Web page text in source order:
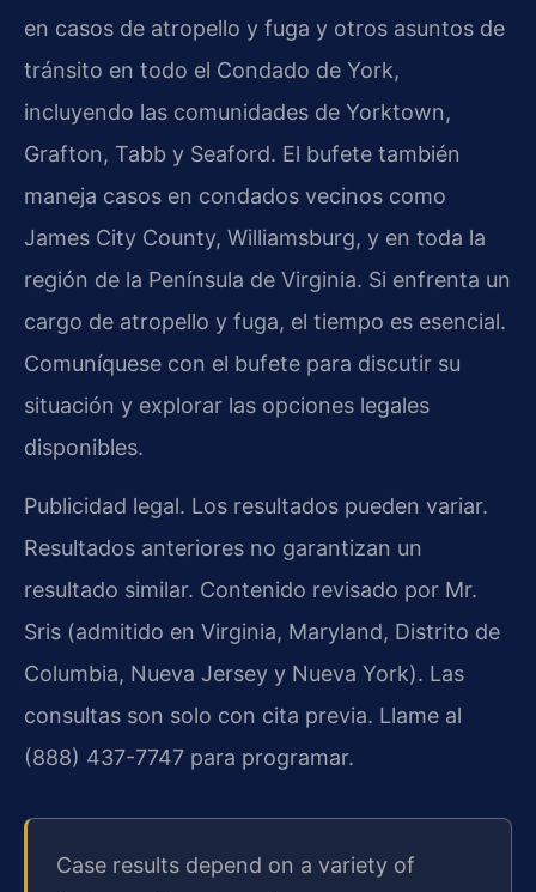
en casos de atropello y fuga y otros asuntos de
tránsito en todo el Condado de York,
incluyendo las comunidades de Yorktown,
Grafton, Tabb y Seaford. El bufete también
maneja casos en condados vecinos como
James City County, Williamsburg, y en toda la
región de la Península de Virginia. Si enfrenta un
cargo de atropello y fuga, el tiempo es esencial.
Comuníquese con el bufete para discutir su
situación y explorar las opciones legales
disponibles.
Publicidad legal. Los resultados pueden variar.
Resultados anteriores no garantizan un
resultado similar. Contenido revisado por Mr.
Sris (admitido en Virginia, Maryland, Distrito de
Columbia, Nueva Jersey y Nueva York). Las
consultas son solo con cita previa. Llame al
(888) 437-7747 para programar.
Case results depend on a variety of